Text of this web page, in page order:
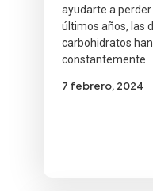
7 febrero, 2024
ayudarte a
últimos años, las
carbohidratos
constantemente